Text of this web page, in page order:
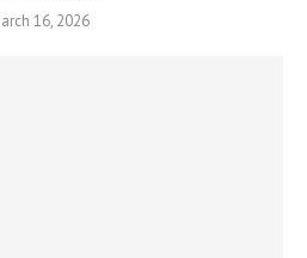
16, 2026